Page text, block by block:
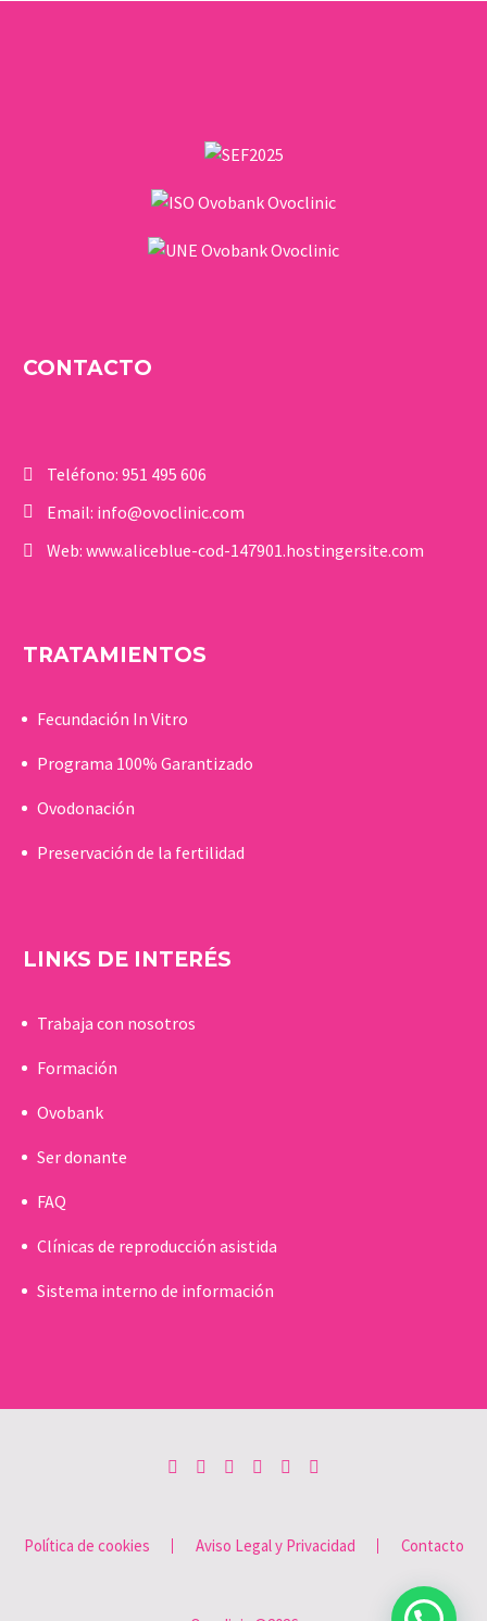
CONTACTO
Teléfono: 951 495 606
Email: info@ovoclinic.com
Web: www.aliceblue-cod-147901.hostingersite.com
TRATAMIENTOS
Fecundación In Vitro
Programa 100% Garantizado
Ovodonación
Preservación de la fertilidad
LINKS DE INTERÉS
Trabaja con nosotros
Formación
Ovobank
Ser donante
FAQ
Clínicas de reproducción asistida
Sistema interno de información
Política de cookies Aviso Legal y Privacidad Contacto